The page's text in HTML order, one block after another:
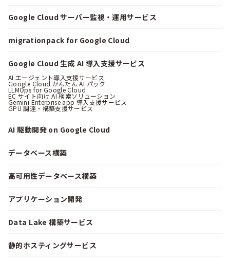
Google Cloud サーバー監視・運用サービス
migrationpack for Google Cloud
Google Cloud 生成 AI 導入支援サービス
AI エージェント導入支援サービス
Google Cloud かんたん AI パック
LLMOps for Google Cloud
EC サイト向け AI 検索ソリューション
Gemini Enterprise app 導入支援サービス
GPU 調達・構築支援サービス
AI 駆動開発 on Google Cloud
データベース構築
高可用性データベース構築
アプリケーション開発
Data Lake 構築サービス
静的ホスティングサービス